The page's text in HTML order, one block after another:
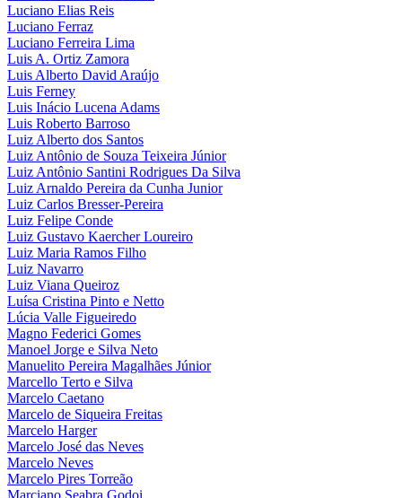
Luciano Elias Reis
Luciano Ferraz
Luciano Ferreira Lima
Luis A. Ortiz Zamora
Luis Alberto David Araújo
Luis Ferney
Luis Inácio Lucena Adams
Luis Roberto Barroso
Luiz Alberto dos Santos
Luiz Antônio de Souza Teixeira Júnior
Luiz Antônio Santini Rodrigues Da Silva
Luiz Arnaldo Pereira da Cunha Junior
Luiz Carlos Bresser-Pereira
Luiz Felipe Conde
Luiz Gustavo Kaercher Loureiro
Luiz Maria Ramos Filho
Luiz Navarro
Luiz Viana Queiroz
Luísa Cristina Pinto e Netto
Lúcia Valle Figueiredo
Magno Federici Gomes
Manoel Jorge e Silva Neto
Manuelito Pereira Magalhães Júnior
Marcello Terto e Silva
Marcelo Caetano
Marcelo de Siqueira Freitas
Marcelo Harger
Marcelo José das Neves
Marcelo Neves
Marcelo Pires Torreão